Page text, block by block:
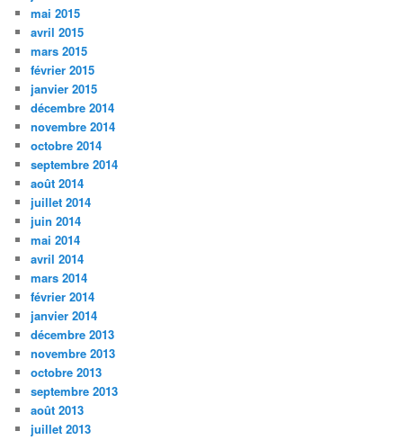
mai 2015
avril 2015
mars 2015
février 2015
janvier 2015
décembre 2014
novembre 2014
octobre 2014
septembre 2014
août 2014
juillet 2014
juin 2014
mai 2014
avril 2014
mars 2014
février 2014
janvier 2014
décembre 2013
novembre 2013
octobre 2013
septembre 2013
août 2013
juillet 2013